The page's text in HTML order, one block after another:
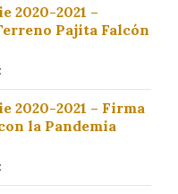
2020-2021 –
Pajita Falcón
2020-2021 – Firma
la Pandemia